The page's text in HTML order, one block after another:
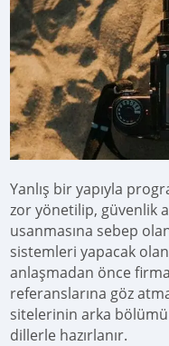
Yanlış bir yapıyla
zor yönetilip, güvenlik
usanmasına sebep
sistemleri yapacak
anlaşmadan önce
referanslarına göz
sitelerinin arka bölümü
dillerle hazırlanır.